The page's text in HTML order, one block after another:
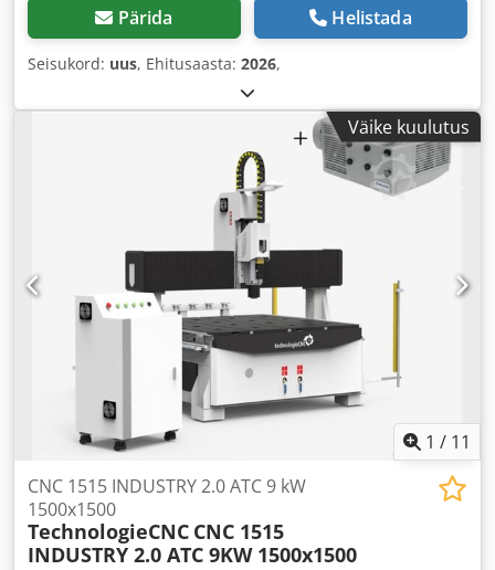
Pärida Helistada
Seisukord: uus, Ehitusaasta: 2026,
Väike kuulutus
1 / 11
CNC 1515 INDUSTRY 2.0 ATC 9 kW
1500x1500
TechnologieCNC CNC 1515
INDUSTRY 2.0 ATC 9KW 1500x1500